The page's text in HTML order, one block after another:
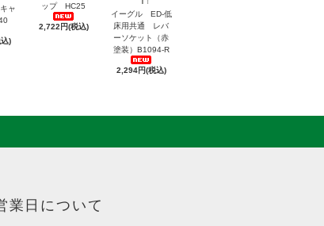
ャ
)
ップ HC25
2,722円(税込)
イーグル ED-低
床用共通 レバ
ーソケット（赤
塗装）B1094-R
2,294円(税込)
業日について